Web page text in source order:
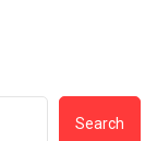
Search